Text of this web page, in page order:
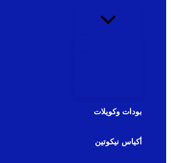
بودات وكويلات
أكياس نيكوتين